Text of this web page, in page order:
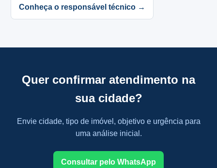
Conheça o responsável técnico →
Quer confirmar atendimento na
sua cidade?
Envie cidade, tipo de imóvel, objetivo e urgência para
uma análise inicial.
Consultar pelo WhatsApp